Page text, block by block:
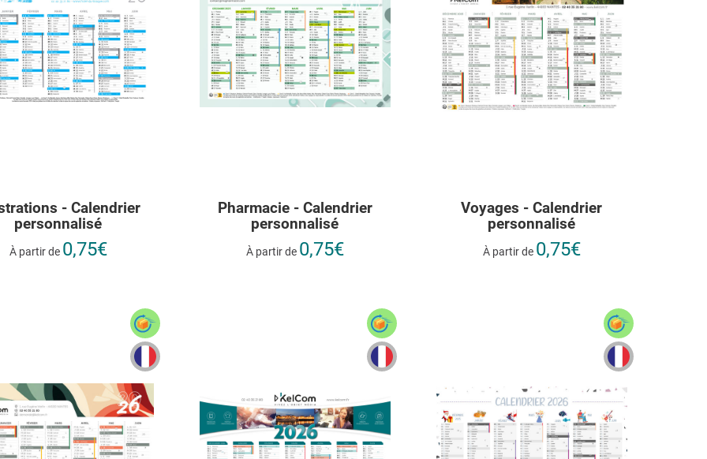
- Calendrier
personnalisé
À partir de 0,75€
Pharmacie - Calendrier
personnalisé
À partir de 0,75€
Voyages - Calendrier
personnalisé
À partir de 0,75€